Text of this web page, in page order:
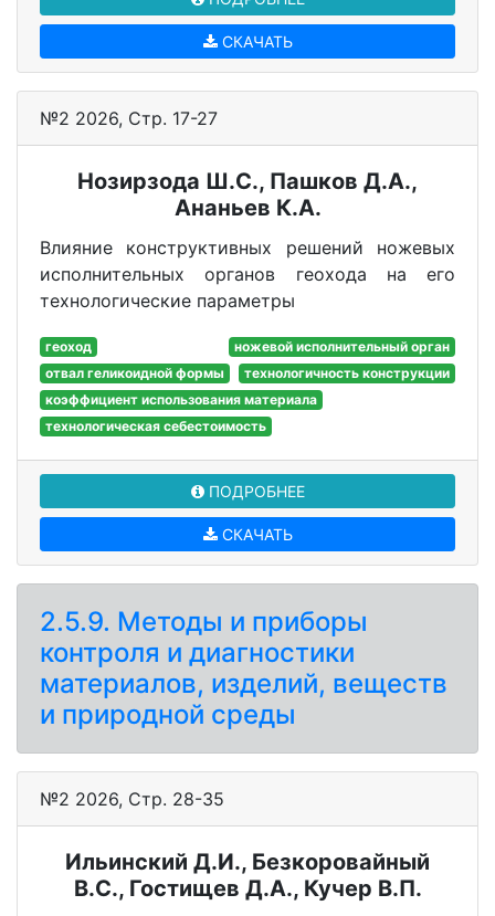
СКАЧАТЬ
№2 2026, Стр. 17-27
Нозирзода Ш.С., Пашков Д.А.,
Ананьев К.А.
Влияние конструктивных решений ножевых
исполнительных органов геохода на его
технологические параметры
геоход
ножевой исполнительный орган
отвал геликоидной формы
технологичность конструкции
коэффициент использования материала
технологическая себестоимость
ПОДРОБНЕЕ
СКАЧАТЬ
2.5.9. Методы и приборы
контроля и диагностики
материалов, изделий, веществ
и природной среды
№2 2026, Стр. 28-35
Ильинский Д.И., Безкоровайный
В.С., Гостищев Д.А., Кучер В.П.